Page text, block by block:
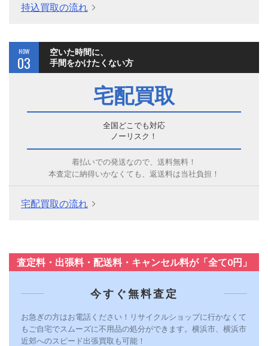
持込買取の流れ
HOW
03
空いた時間に、
手間をかけたくない方
宅配買取
全国どこでも対応
ノーリスク！
着払いでの発送なので、送料無料！
本査定に納得いかなくても、返送料は当社負担！
宅配買取の流れ
査定料・出張料・配送料・キャンセル料が「全て0円」
今すぐ無料査定
お急ぎの方はお電話ください！リサイクルショップに行かなくて
もご自宅でスムーズに不用品の処分ができます。横浜市、横浜市
近郊へのスピード出張買取も可能！